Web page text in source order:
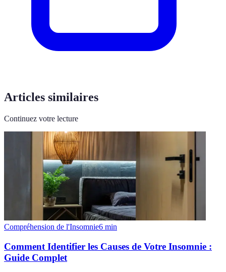
Articles similaires
Continuez votre lecture
Compréhension de l'Insomnie6 min
Comment Identifier les Causes de Votre Insomnie :
Guide Complet